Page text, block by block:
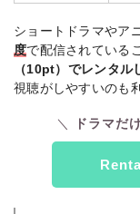
ショートドラマやア
度で配信されている
（10pt）でレンタル
視聴がしやすいのも
ドラマだ